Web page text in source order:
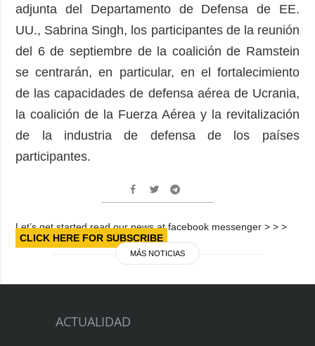
adjunta del Departamento de Defensa de EE.
UU., Sabrina Singh, los participantes de la reunión
del 6 de septiembre de la coalición de Ramstein
se centrarán, en particular, en el fortalecimiento
de las capacidades de defensa aérea de Ucrania,
la coalición de la Fuerza Aérea y la revitalización
de la industria de defensa de los países
participantes.
Let’s get started read our news at facebook messenger > > >
CLICK HERE FOR SUBSCRIBE
MÁS NOTICIAS
ACTUALIDAD